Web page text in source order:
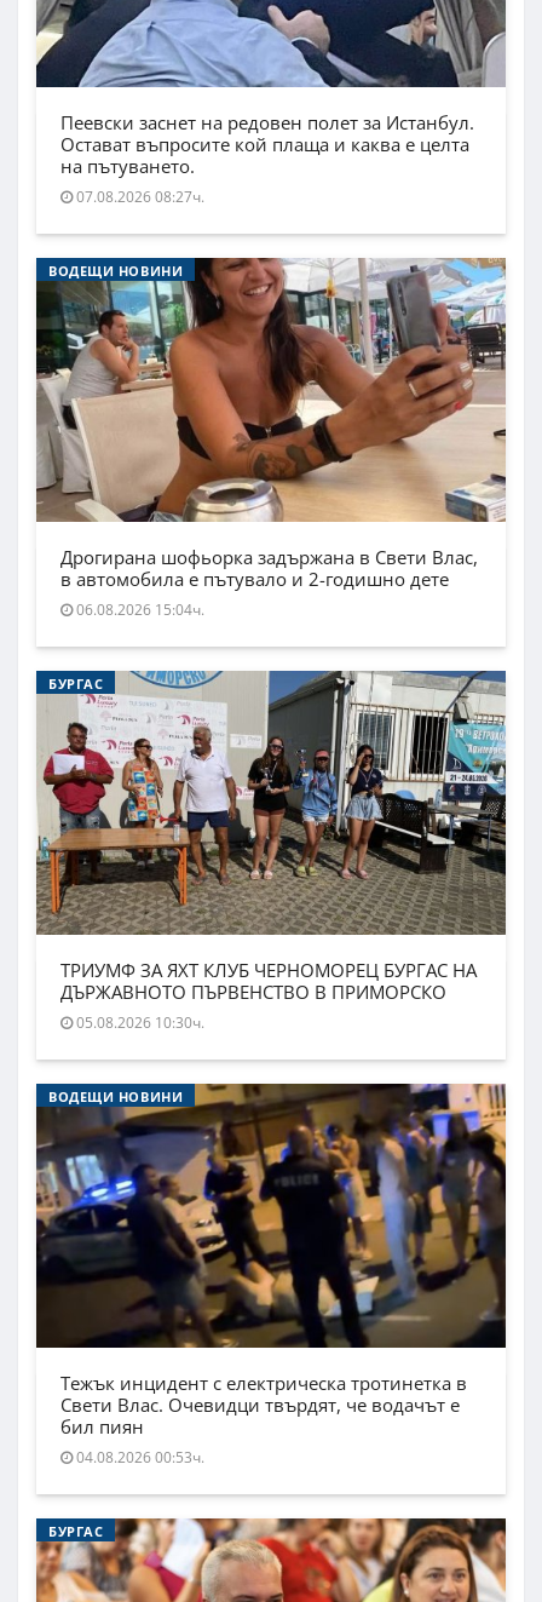
Пеевски заснет на редовен полет за Истанбул.
Остават въпросите кой плаща и каква е целта
на пътуването.
07.08.2026 08:27ч.
ВОДЕЩИ НОВИНИ
Дрогирана шофьорка задържана в Свети Влас,
в автомобила е пътувало и 2-годишно дете
06.08.2026 15:04ч.
БУРГАС
ТРИУМФ ЗА ЯХТ КЛУБ ЧЕРНОМОРЕЦ БУРГАС НА
ДЪРЖАВНОТО ПЪРВЕНСТВО В ПРИМОРСКО
05.08.2026 10:30ч.
ВОДЕЩИ НОВИНИ
Тежък инцидент с електрическа тротинетка в
Свети Влас. Очевидци твърдят, че водачът е
бил пиян
04.08.2026 00:53ч.
БУРГАС